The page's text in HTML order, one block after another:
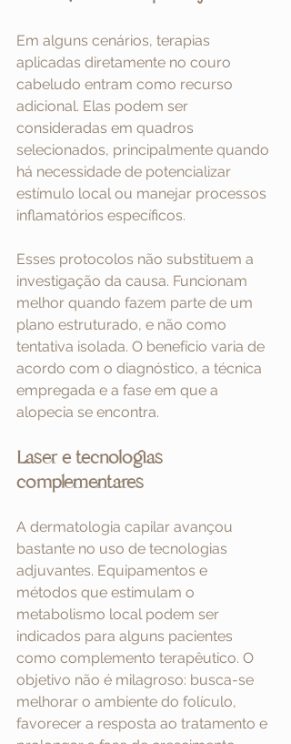
Em alguns cenários, terapias
aplicadas diretamente no couro
cabeludo entram como recurso
adicional. Elas podem ser
consideradas em quadros
selecionados, principalmente quando
há necessidade de potencializar
estímulo local ou manejar processos
inflamatórios específicos.
Esses protocolos não substituem a
investigação da causa. Funcionam
melhor quando fazem parte de um
plano estruturado, e não como
tentativa isolada. O benefício varia de
acordo com o diagnóstico, a técnica
empregada e a fase em que a
alopecia se encontra.
Laser e tecnologias
complementares
A dermatologia capilar avançou
bastante no uso de tecnologias
adjuvantes. Equipamentos e
métodos que estimulam o
metabolismo local podem ser
indicados para alguns pacientes
como complemento terapêutico. O
objetivo não é milagroso: busca-se
melhorar o ambiente do folículo,
favorecer a resposta ao tratamento e